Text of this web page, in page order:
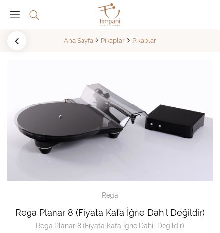
Ana Sayfa Pikaplar Pikaplar
Rega
Rega Planar 8 (Fiyata Kafa İğne Dahil Değildir)
Rega Planar 8 (Fiyata Kafa İğne Dahil Değildir)